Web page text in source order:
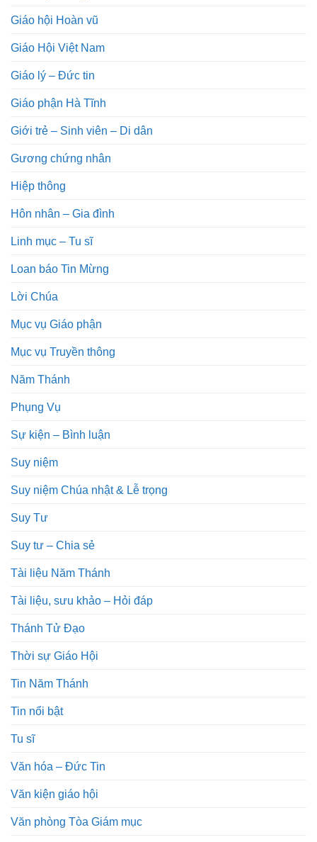
Giáo hội Hoàn vũ
Giáo Hội Việt Nam
Giáo lý – Đức tin
Giáo phận Hà Tĩnh
Giới trẻ – Sinh viên – Di dân
Gương chứng nhân
Hiệp thông
Hôn nhân – Gia đình
Linh mục – Tu sĩ
Loan báo Tin Mừng
Lời Chúa
Mục vụ Giáo phận
Mục vụ Truyền thông
Năm Thánh
Phụng Vụ
Sự kiện – Bình luận
Suy niệm
Suy niệm Chúa nhật & Lễ trọng
Suy Tư
Suy tư – Chia sẻ
Tài liệu Năm Thánh
Tài liệu, sưu khảo – Hỏi đáp
Thánh Tử Đạo
Thời sự Giáo Hội
Tin Năm Thánh
Tin nổi bật
Tu sĩ
Văn hóa – Đức Tin
Văn kiện giáo hội
Văn phòng Tòa Giám mục